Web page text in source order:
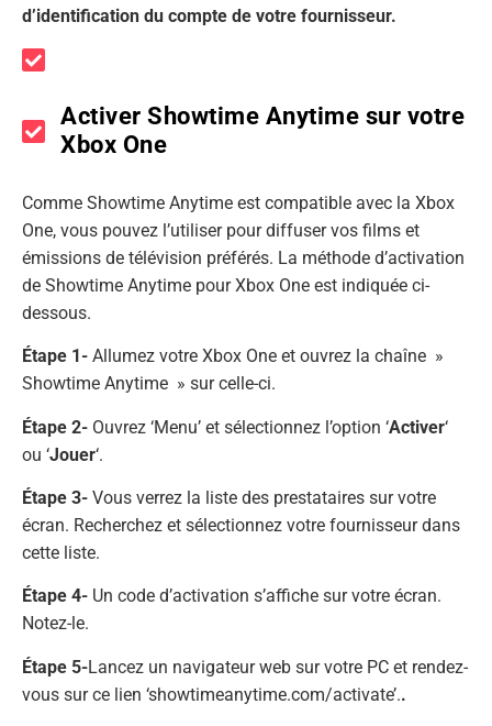
d’identification du compte de votre fournisseur.
Activer Showtime Anytime sur votre
Xbox One
Comme Showtime Anytime est compatible avec la Xbox
One, vous pouvez l’utiliser pour diffuser vos films et
émissions de télévision préférés. La méthode d’activation
de Showtime Anytime pour Xbox One est indiquée ci-
dessous.
Étape 1- Allumez votre Xbox One et ouvrez la chaîne »
Showtime Anytime » sur celle-ci.
Étape 2- Ouvrez ‘Menu’ et sélectionnez l’option ‘Activer‘
ou ‘Jouer‘.
Étape 3- Vous verrez la liste des prestataires sur votre
écran. Recherchez et sélectionnez votre fournisseur dans
cette liste.
Étape 4- Un code d’activation s’affiche sur votre écran.
Notez-le.
Étape 5-Lancez un navigateur web sur votre PC et rendez-
vous sur ce lien ‘showtimeanytime.com/activate’..